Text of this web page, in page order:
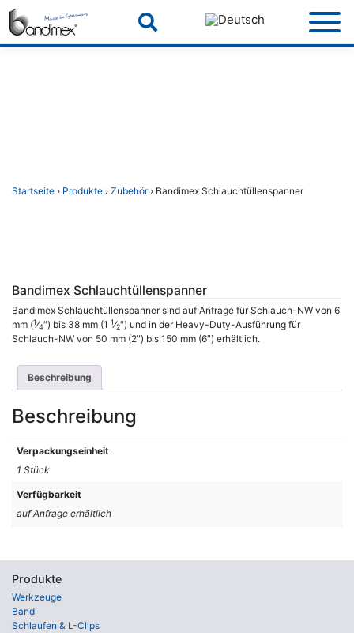
Skip
content
Startseite › Produkte › Zubehör› Bandimex Schlauchtüllenspanner
Bandimex Schlauchtüllenspanner
Bandimex Schlauchtüllenspanner sind auf Anfrage für Schlauch-NW von 6
mm (1⁄4″) bis 38 mm (1 1⁄2″) und in der Heavy-Duty-Ausführung für
Schlauch-NW von 50 mm (2″) bis 150 mm (6″) erhältlich.
Beschreibung
Beschreibung
Verpackungseinheit
1 Stück
Verfügbarkeit
auf Anfrage erhältlich
Produkte
Werkzeuge
Band
Schlaufen & L-Clips